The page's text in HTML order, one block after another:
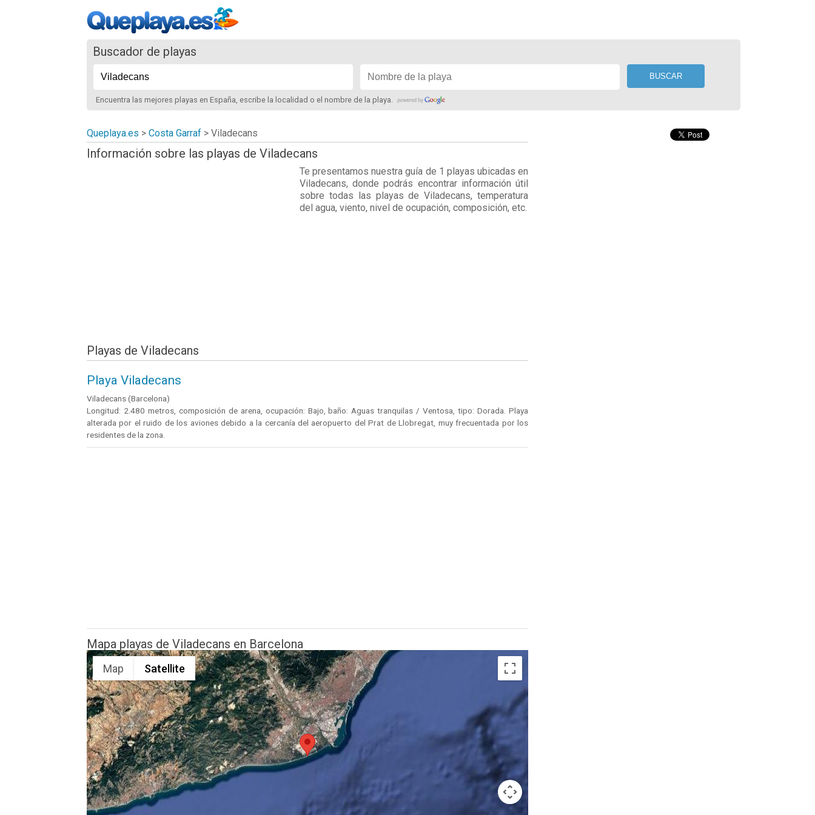
Buscador de playas
Encuentra las mejores playas en España, escribe la localidad o el nombre de la playa.
Queplaya.es > Costa Garraf > Viladecans
Información sobre las playas de Viladecans
Te presentamos nuestra guía de 1 playas ubicadas en
Viladecans, donde podrás encontrar información útil
sobre todas las playas de Viladecans, temperatura
del agua, viento, nivel de ocupación, composición, etc.
Playas de Viladecans
Playa Viladecans
Viladecans (Barcelona)
Longitud: 2.480 metros, composición de arena, ocupación: Bajo, baño: Aguas tranquilas / Ventosa, tipo: Dorada. Playa
alterada por el ruido de los aviones debido a la cercanía del aeropuerto del Prat de Llobregat, muy frecuentada por los
residentes de la zona.
Mapa playas de Viladecans en Barcelona
Map Satellite